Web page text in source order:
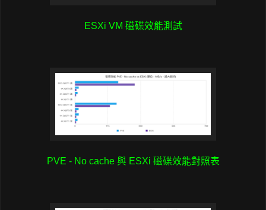
ESXi VM 磁碟效能測試
PVE - No cache 與 ESXi 磁碟效能對照表